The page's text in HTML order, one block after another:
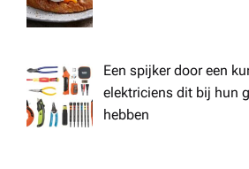
Een spijker door een
elektriciens dit bij hun
hebben